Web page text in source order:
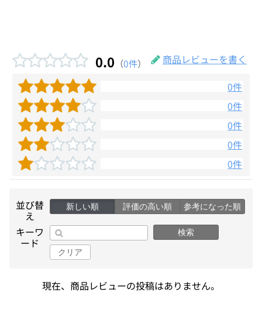
0.0 （0件）
商品レビューを書く
0件
0件
0件
0件
0件
並び替
え
新しい順 評価の高い順 参考になった順
キーワ
ード
検索
クリア
現在、商品レビューの投稿はありません。